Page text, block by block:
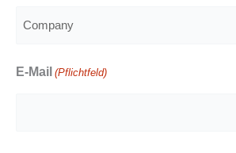
E-Mail (Pflichtfeld)